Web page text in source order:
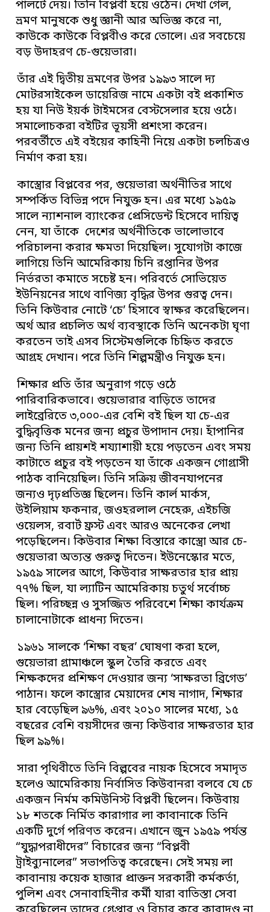
পালটে দেয়। তিনি বিপ্লবী হয়ে ওঠেন। দেখা গেল,
ভ্রমণ মানুষকে শুধু জ্ঞানী আর অভিজ্ঞ করে না,
কাউকে কাউকে বিপ্লবীও করে তোলে। এর সবচেয়ে
বড় উদাহরণ চে-গুয়েভারা।
তাঁর এই দ্বিতীয় ভ্রমণের উপর ১৯৯৩ সালে দ্য
মোটরসাইকেল ডায়েরিজ নামে একটা বই প্রকাশিত
হয় যা নিউ ইয়র্ক টাইমসের বেস্টসেলার হয়ে ওঠে।
সমালোচকরা বইটির ভূয়সী প্রশংসা করেন।
পরবর্তীতে এই বইয়ের কাহিনী নিয়ে একটা চলচিত্রও
নির্মাণ করা হয়।
কাস্ত্রোর বিপ্লবের পর, গুয়েভারা অর্থনীতির সাথে
সম্পর্কিত বিভিন্ন পদে নিযুক্ত হন। এর মধ্যে ১৯৫৯
সালে ন্যাশনাল ব্যাংকের প্রেসিডেন্ট হিসেবে দায়িত্ব
নেন, যা তাঁকে দেশের অর্থনীতিকে ভালোভাবে
পরিচালনা করার ক্ষমতা দিয়েছিল। সুযোগটা কাজে
লাগিয়ে তিনি আমেরিকায় চিনি রপ্তানির উপর
নির্ভরতা কমাতে সচেষ্ট হন। পরিবর্তে সোভিয়েত
ইউনিয়নের সাথে বাণিজ্য বৃদ্ধির উপর গুরত্ব দেন।
তিনি কিউবার নোটে ‘চে’ হিসাবে স্বাক্ষর করেছিলেন।
অর্থ আর প্রচলিত অর্থ ব্যবস্থাকে তিনি অনেকটা ঘৃণা
করতেন তাই এসব সিস্টেমগুলিকে চিহ্নিত করতে
আগ্রহ দেখান। পরে তিনি শিল্পমন্ত্রীও নিযুক্ত হন।
শিক্ষার প্রতি তাঁর অনুরাগ গড়ে ওঠে
পারিবারিকভাবে। গুয়েভারার বাড়িতে তাদের
লাইব্রেরিতে ৩,০০০-এর বেশি বই ছিল যা চে-এর
বুদ্ধিবৃত্তিক মনের জন্য প্রচুর উপাদান দেয়। হাঁপানির
জন্য তিনি প্রায়শই শয্যাশায়ী হয়ে পড়তেন এবং সময়
কাটাতে প্রচুর বই পড়তেন যা তাঁকে একজন গোগ্রাসী
পাঠক বানিয়েছিল। তিনি সক্রিয় জীবনযাপনের
জন্যও দৃঢ়প্রতিজ্ঞ ছিলেন। তিনি কার্ল মার্কস,
উইলিয়াম ফকনার, জওহরলাল নেহেরু, এইচজি
ওয়েলস, রবার্ট ফ্রস্ট এবং আরও অনেকের লেখা
পড়েছিলেন। কিউবার শিক্ষা বিস্তারে কাস্ত্রো আর চে-
গুয়েভারা অত্যন্ত গুরুত্ব দিতেন। ইউনেস্কোর মতে,
১৯৫৯ সালের আগে, কিউবার সাক্ষরতার হার প্রায়
৭৭% ছিল, যা ল্যাটিন আমেরিকায় চতুর্থ সর্বোচ্চ
ছিল। পরিচ্ছন্ন ও সুসজ্জিত পরিবেশে শিক্ষা কার্যক্রম
চালানোটাকে প্রাধন্য দিতেন।
১৯৬১ সালকে ‘শিক্ষা বছর’ ঘোষণা করা হলে,
গুয়েভারা গ্রামাঞ্চলে স্কুল তৈরি করতে এবং
শিক্ষকদের প্রশিক্ষণ দেওয়ার জন্য ‘সাক্ষরতা ব্রিগেড’
পাঠান। ফলে কাস্ত্রোর মেয়াদের শেষ নাগাদ, শিক্ষার
হার বেড়েছিল ৯৬%, এবং ২০১০ সালের মধ্যে, ১৫
বছরের বেশি বয়সীদের জন্য কিউবার সাক্ষরতার হার
ছিল ৯৯%।
সারা পৃথিবীতে তিনি বিল্পবের নায়ক হিসেবে সমাদৃত
হলেও আমেরিকায় নির্বাসিত কিউবানরা বলবে যে চে
একজন নির্মম কমিউনিস্ট বিপ্লবী ছিলেন। কিউবায়
১৮ শতকে নির্মিত কারাগার লা কাবানাকে তিনি
একটি দুর্গে পরিণত করেন। এখানে জুন ১৯৫৯ পর্যন্ত
“যুদ্ধাপরাধীদের” বিচারের জন্য “বিপ্লবী
ট্রাইব্যুনালের” সভাপতিত্ব করেছেন। সেই সময় লা
কাবানায় কয়েক হাজার প্রাক্তন সরকারী কর্মকর্তা,
পুলিশ এবং সেনাবাহিনীর কর্মী যারা বাতিস্তা সেবা